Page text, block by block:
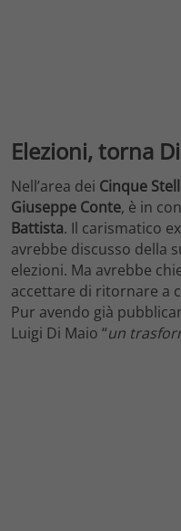
Elezioni, torna
Nell’area dei Cinque
Giuseppe Conte, è in
Battista. Il carismatico
avrebbe discusso della
elezioni. Ma avrebbe
accettare di ritornare a
Pur avendo già
Luigi Di Maio “un